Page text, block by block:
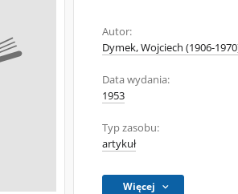
Autor:
Dymek, Wojciech (1906-
Data wydania:
1953
Typ zasobu:
artykuł
Więcej